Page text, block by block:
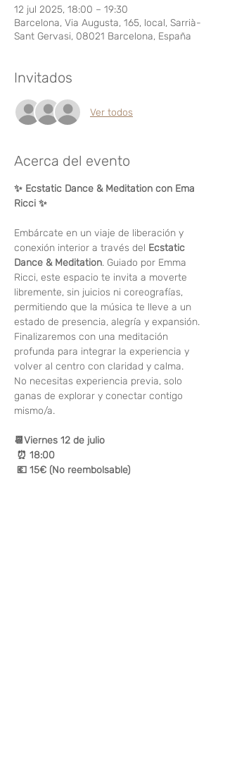
12 jul 2025, 18:00 – 19:30
Barcelona, Via Augusta, 165, local, Sarrià-
Sant Gervasi, 08021 Barcelona, España
Invitados
Ver todos
Acerca del evento
✨ Ecstatic Dance & Meditation con Ema
Ricci ✨
Embárcate en un viaje de liberación y
conexión interior a través del Ecstatic
Dance & Meditation. Guiado por Emma
Ricci, este espacio te invita a moverte
libremente, sin juicios ni coreografías,
permitiendo que la música te lleve a un
estado de presencia, alegría y expansión.
Finalizaremos con una meditación
profunda para integrar la experiencia y
volver al centro con claridad y calma.
No necesitas experiencia previa, solo
ganas de explorar y conectar contigo
mismo/a.
📆Viernes 12 de julio
⏰ 18:00
💶 15€ (No reembolsable)